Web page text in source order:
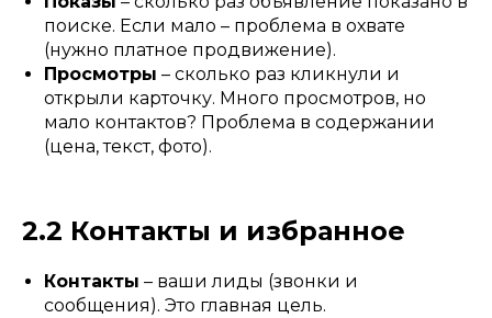
поиске. Если мало – проблема в охвате
(нужно платное продвижение).
Просмотры – сколько раз кликнули и
открыли карточку. Много просмотров, но
мало контактов? Проблема в содержании
(цена, текст, фото).
2.2 Контакты и избранное
Контакты – ваши лиды (звонки и
сообщения). Это главная цель.